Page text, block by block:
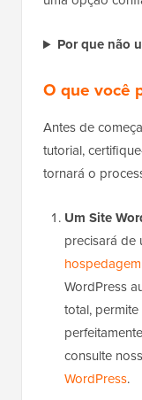
Por que não
O que você
Antes de
tutorial,
tornará o
Um Site
precisará de
hospedagem
WordPress
total,
consulte
WordPress.